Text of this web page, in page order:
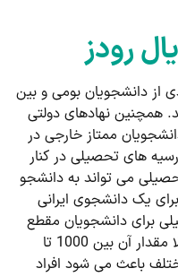
رودز
از دانشجویان بومی و بین
همچنین نهادهای دولتی
ممتاز خارجی در
های تحصیلی در کنار
می تواند به دانشجو
برای یک دانشجوی ایرانی
برای دانشجویان مقطع
کارشناسی بسیار متفاوت است. معمولا مقدار آن بین 1000 تا
مختلف باعث می شود افراد